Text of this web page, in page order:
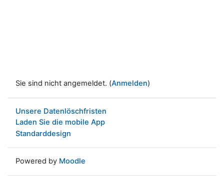
Sie sind nicht angemeldet. (Anmelden)
Unsere Datenlöschfristen
Laden Sie die mobile App
Standarddesign
Powered by Moodle